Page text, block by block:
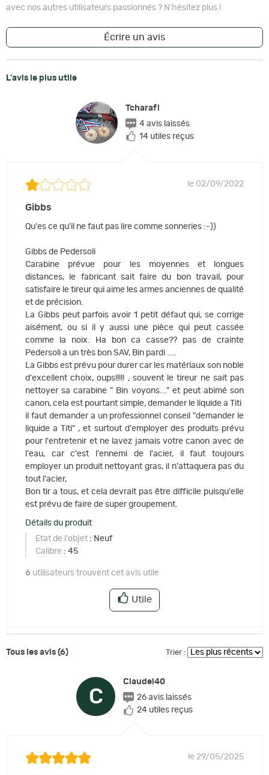
avec nos autres utilisateurs passionnés ? N'hésitez plus !
Écrire un avis
L'avis le plus utile
Tcharafi
4 avis laissés
14 utiles reçus
le 02/09/2022
Gibbs
Qu'es ce qu'il ne faut pas lire comme sonneries :-))
Gibbs de Pedersoli
Carabine prévue pour les moyennes et longues
distances, le fabricant sait faire du bon travail, pour
satisfaire le tireur qui aime les armes anciennes de qualité
et de précision.
La Gibbs peut parfois avoir 1 petit défaut qui, se corrige
aisément, ou si il y aussi une pièce qui peut cassée
comme la noix. Ha bon ca casse?? pas de crainte
Pedersoli a un très bon SAV, Bin pardi ....
La Gibbs est prévu pour durer car les matériaux son noble
d'excellent choix, oups!!!!! , souvent le tireur ne sait pas
nettoyer sa carabine " Bin voyons..." et peut abimé son
canon, cela est pourtant simple, demander le liquide a Titi
il faut demander a un professionnel conseil "demander le
liquide a Titi" , et surtout d'employer des produits prévu
pour l'entretenir et ne lavez jamais votre canon avec de
l'eau, car c'est l'ennemi de l'acier, il faut toujours
employer un produit nettoyant gras, il n'attaquera pas du
tout l'acier,
Bon tir a tous, et cela devrait pas être difficile puisqu'elle
est prévu de faire de super groupement.
Détails du produit
Etat de l'objet : Neuf
Calibre : 45
6 utilisateurs trouvent cet avis utile
Utile
Tous les avis (6) Trier :
C
Claudel40
26 avis laissés
24 utiles reçus
le 29/05/2025